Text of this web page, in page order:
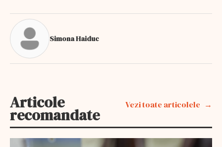
Simona Haiduc
Articole
recomandate
Vezi toate articolele